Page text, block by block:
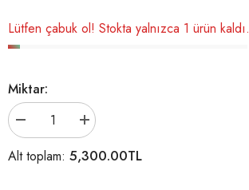
Lütfen çabuk ol! Stokta yalnızca 1 ürün kaldı.
Miktar:
N&amp;D
A.Grain
Düşük
Tahıllı
N&amp;D
A.Grain
Düşük
Tahıllı
Alt toplam: 5,300.00TL